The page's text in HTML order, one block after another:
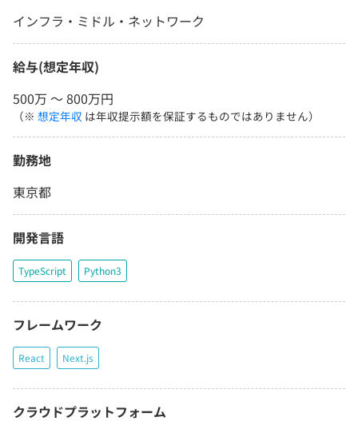
インフラ・ミドル・ネットワーク
給与(想定年収)
500万 〜 800万円
（※ 想定年収 は年収提示額を保証するものではありません）
勤務地
東京都
開発言語
TypeScript Python3
フレームワーク
React Next.js
クラウドプラットフォーム